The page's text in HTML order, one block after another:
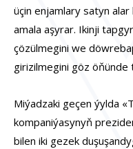
üçin enjamlary satyn
amala aşyrar. Ikinji
çözülmegini we
girizilmegini göz öňünde
Miýadzaki geçen ýylda
kompaniýasynyň
bilen iki gezek